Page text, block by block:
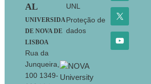
AL
UNIVERSIDA
DE NOVA DE
LISBOA
Rua da
Junqueira,
100 1349-
UNL
Proteção de
dados